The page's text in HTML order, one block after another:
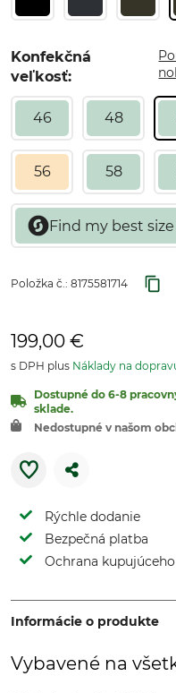
Konfekčná
veľkosť:
46 48
56 58
Položka č.: 8175581714
199,00 €
s DPH plus Náklady na
Dostupné do 6-8
sklade.
Nedostupné v našom
Rýchle dodanie
Bezpečná platba
Ochrana
Informácie o produkte
Vybavené na